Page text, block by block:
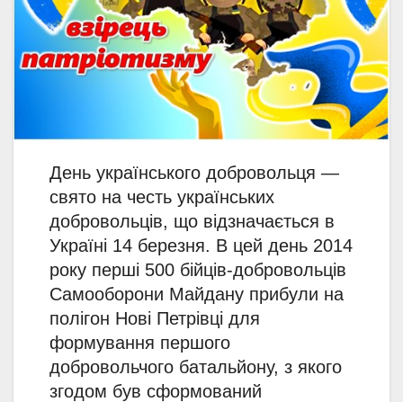
День українського добровольця —
свято на честь українських
добровольців, що відзначається в
Україні 14 березня. В цей день 2014
року перші 500 бійців-добровольців
Самооборони Майдану прибули на
полігон Нові Петрівці для
формування першого
добровольчого батальйону, з якого
згодом був сформований